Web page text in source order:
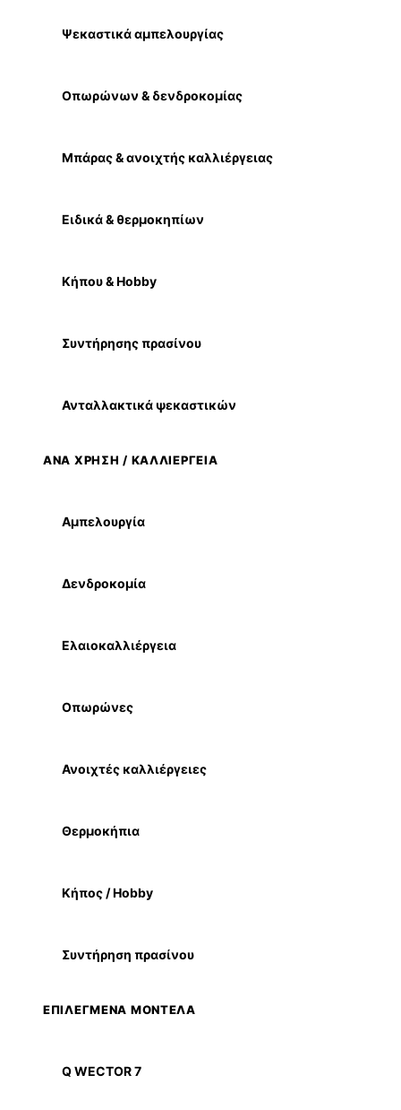
Ψεκαστικά αμπελουργίας
Οπωρώνων & δενδροκομίας
Μπάρας & ανοιχτής καλλιέργειας
Ειδικά & θερμοκηπίων
Κήπου & Hobby
Συντήρησης πρασίνου
Ανταλλακτικά ψεκαστικών
ΑΝΑ ΧΡΗΣΗ / ΚΑΛΛΙΕΡΓΕΙΑ
Αμπελουργία
Δενδροκομία
Ελαιοκαλλιέργεια
Οπωρώνες
Ανοιχτές καλλιέργειες
Θερμοκήπια
Κήπος / Hobby
Συντήρηση πρασίνου
ΕΠΙΛΕΓΜΕΝΑ ΜΟΝΤΕΛΑ
Q WECTOR 7